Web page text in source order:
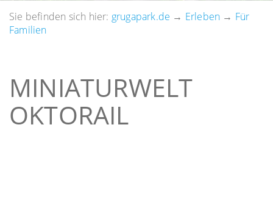
Sie befinden sich hier: grugapark.de → Erleben → Für
Familien
MINIATURWELT
OKTORAIL